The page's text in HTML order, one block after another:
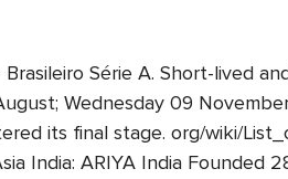
Série A. Short-lived
Wednesday 09
its final stage. org/wiki/
India: ARIYA India Founded